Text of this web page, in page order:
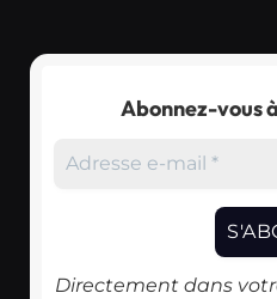
Abonnez-vous
Directement dans